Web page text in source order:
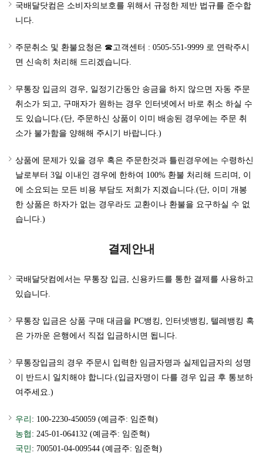
국배달닷컴은 소비자의보호를 위해서 규정한 제반 법규를 준수합
니다.
주문취소 및 환불요청은 ☎고객센터 : 0505-551-9999 로 연락주시
면 신속히 처리해 드리겠습니다.
무통장 입금의 경우, 일정기간동안 송금을 하지 않으면 자동 주문
취소가 되고, 구매자가 원하는 경우 인터넷에서 바로 취소 하실 수
도 있습니다.(단, 주문하신 상품이 이미 배송된 경우에는 주문 취
소가 불가함을 양해해 주시기 바랍니다.)
상품에 문제가 있을 경우 혹은 주문한것과 틀린경우에는 수령하신
날로부터 3일 이내인 경우에 한하여 100% 환불 처리해 드리며, 이
에 소요되는 모든 비용 부담도 저희가 지겠습니다.(단, 이미 개봉
한 상품은 하자가 없는 경우라도 교환이나 환불을 요구하실 수 없
습니다.)
결제안내
국배달닷컴에서는 무통장 입금, 신용카드를 통한 결제를 사용하고
있습니다.
무통장 입금은 상품 구매 대금을 PC뱅킹, 인터넷뱅킹, 텔레뱅킹 혹
은 가까운 은행에서 직접 입금하시면 됩니다.
무통장입금의 경우 주문시 입력한 임금자명과 실제입금자의 성명
이 반드시 일치해야 합니다.(입금자명이 다를 경우 입금 후 통보하
여주세요.)
우리 : 100-2230-450059 (예금주: 임준혁)
농협 : 245-01-064132 (예금주: 임준혁)
국민 : 700501-04-009544 (예금주: 임준혁)